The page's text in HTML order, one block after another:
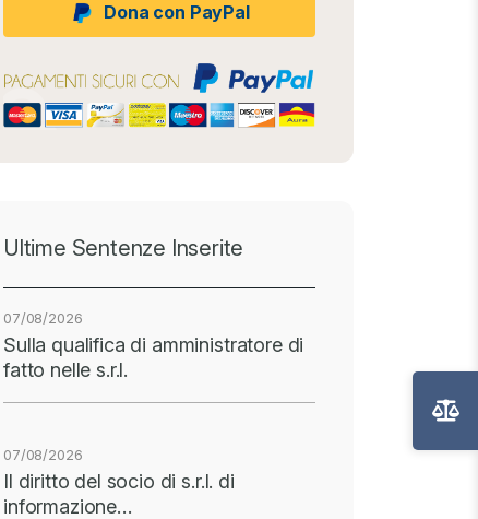
Dona con PayPal
Ultime Sentenze Inserite
07/08/2026
Sulla qualifica di amministratore di
fatto nelle s.r.l.
07/08/2026
Il diritto del socio di s.r.l. di
informazione…